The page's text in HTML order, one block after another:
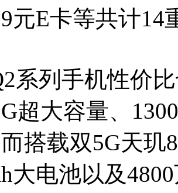
元E卡等共计14
系列手机性价
超大容量、
搭载双5G天玑
大电池以及